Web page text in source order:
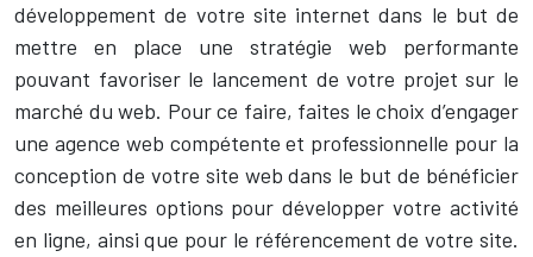
développement de votre site internet dans le but de
mettre en place une stratégie web performante
pouvant favoriser le lancement de votre projet sur le
marché du web. Pour ce faire, faites le choix d’engager
une agence web compétente et professionnelle pour la
conception de votre site web dans le but de bénéficier
des meilleures options pour développer votre activité
en ligne, ainsi que pour le référencement de votre site.